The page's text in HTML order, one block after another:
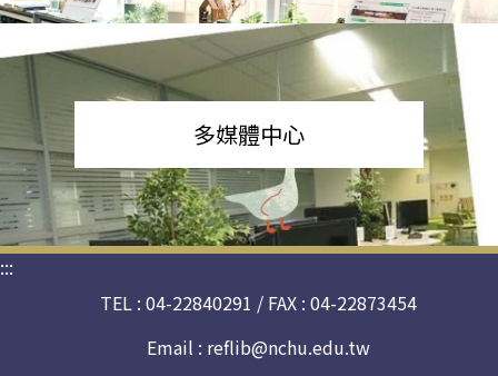
多媒體中心
:::
TEL : 04-22840291 / FAX : 04-22873454
Email : reflib@nchu.edu.tw